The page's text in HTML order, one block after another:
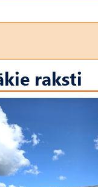
raksti